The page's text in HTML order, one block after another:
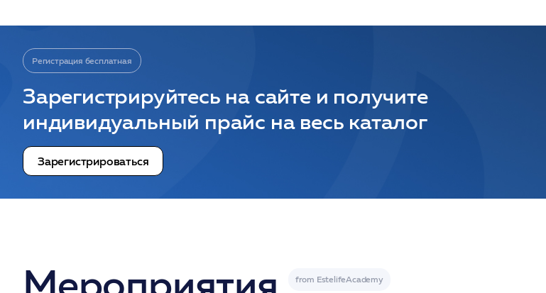
Регистрация бесплатная
Зарегистрируйтесь на сайте и получите
индивидуальный прайс на весь каталог
Зарегистрироваться